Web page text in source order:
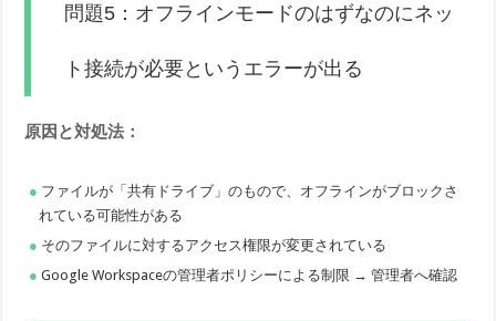
問題5：オフラインモードのはずなのにネッ
ト接続が必要というエラーが出る
原因と対処法：
ファイルが「共有ドライブ」のもので、オフラインがブロックさ
れている可能性がある
そのファイルに対するアクセス権限が変更されている
Google Workspaceの管理者ポリシーによる制限 → 管理者へ確認